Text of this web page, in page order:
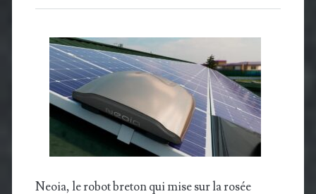
Neoia, le robot breton qui mise sur la rosée